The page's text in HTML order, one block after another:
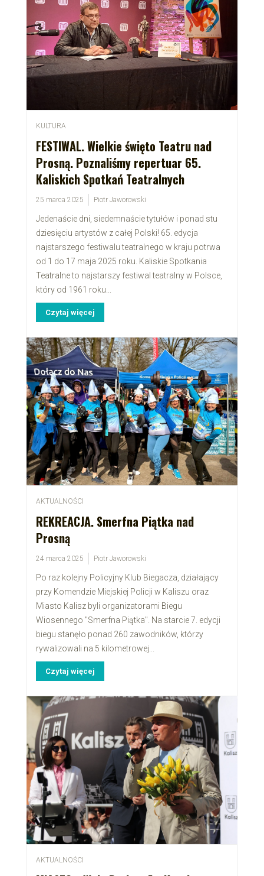
KULTURA
FESTIWAL. Wielkie święto Teatru nad
Prosną. Poznaliśmy repertuar 65.
Kaliskich Spotkań Teatralnych
25 marca 2025 Piotr Jaworowski
Jedenaście dni, siedemnaście tytułów i ponad stu
dziesięciu artystów z całej Polski! 65. edycja
najstarszego festiwalu teatralnego w kraju potrwa
od 1 do 17 maja 2025 roku. Kaliskie Spotkania
Teatralne to najstarszy festiwal teatralny w Polsce,
który od 1961 roku...
Czytaj więcej
AKTUALNOŚCI
REKREACJA. Smerfna Piątka nad
Prosną
24 marca 2025 Piotr Jaworowski
Po raz kolejny Policyjny Klub Biegacza, działający
przy Komendzie Miejskiej Policji w Kaliszu oraz
Miasto Kalisz byli organizatorami Biegu
Wiosennego "Smerfna Piątka". Na starcie 7. edycji
biegu stanęło ponad 260 zawodników, którzy
rywalizowali na 5 kilometrowej...
Czytaj więcej
AKTUALNOŚCI